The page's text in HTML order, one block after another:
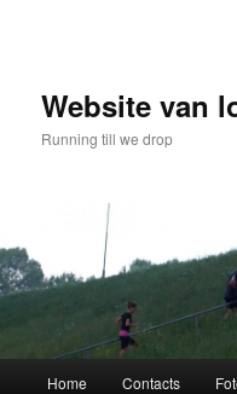
Website van
Running till we drop
Home Contacts